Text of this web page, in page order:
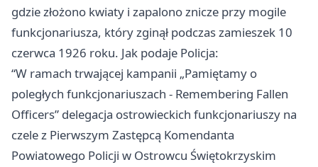
gdzie złożono kwiaty i zapalono znicze przy mogile
funkcjonariusza, który zginął podczas zamieszek 10
czerwca 1926 roku. Jak podaje Policja:
“W ramach trwającej kampanii „Pamiętamy o
poległych funkcjonariuszach - Remembering Fallen
Officers” delegacja ostrowieckich funkcjonariuszy na
czele z Pierwszym Zastępcą Komendanta
Powiatowego Policji w Ostrowcu Świętokrzyskim